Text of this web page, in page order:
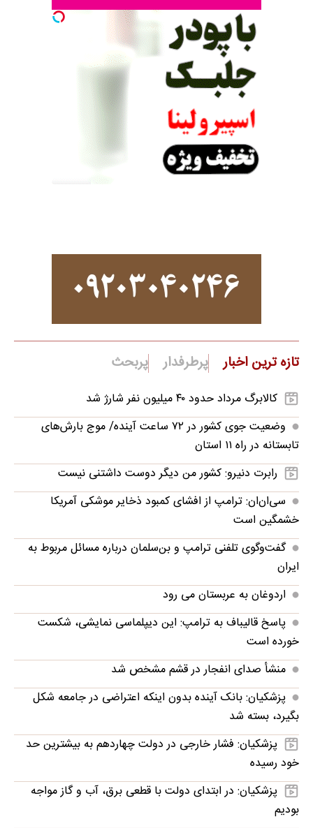
تازه ترین اخبار پرطرفدار پربحث
کالابرگ مرداد حدود ۴۰‌ میلیون نفر شارژ شد
وضعیت جوی کشور در ۷۲ ساعت آینده/ موج بارش‌های
تابستانه در راه ۱۱ استان
رابرت دنیرو: کشور من دیگر دوست داشتنی نیست
سی‌ان‌ان: ترامپ از افشای کمبود ذخایر موشکی آمریکا
خشمگین است
گفت‌وگوی تلفنی ترامپ و بن‌سلمان درباره مسائل مربوط به
ایران
اردوغان به عربستان می رود
پاسخ قالیباف به ترامپ: این دیپلماسی نمایشی، شکست
خورده است
منشأ صدای انفجار در قشم مشخص شد
پزشکیان: بانک آینده بدون اینکه اعتراضی در جامعه شکل
بگیرد، بسته شد
پزشکیان: فشار خارجی در دولت چهاردهم به بیشترین حد
خود رسیده
پزشکیان: در ابتدای دولت با قطعی برق، آب و گاز مواجه
بودیم